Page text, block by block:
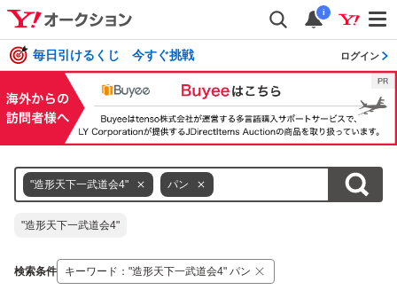
i
毎日引けるくじ 今すぐ挑戦 ログイン
"造形天下一武道会4" パン
"造形天下一武道会4"
検索条件 キーワード ： "造形天下一武道会4" パン